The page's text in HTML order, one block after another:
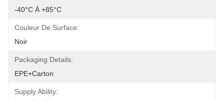
-40°C À +85°C
Couleur De Surface:
Noir
Packaging Details:
EPE+Carton
Supply Ability: